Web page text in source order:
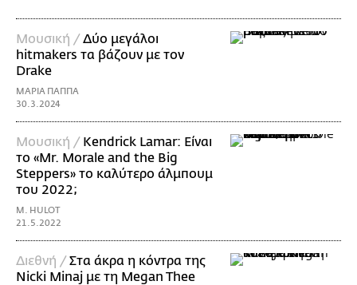
Μουσική /Δύο μεγάλοι
hitmakers τα βάζουν με τον
Drake
ΜΑΡΙΑ ΠΑΠΠΑ
30.3.2024
Μουσική / Kendrick Lamar: Είναι
το «Mr. Morale and the Big
Steppers» το καλύτερο άλμπουμ
του 2022;
M. HULOT
21.5.2022
Διεθνή /Στα άκρα η κόντρα της
Nicki Minaj με τη Megan Thee